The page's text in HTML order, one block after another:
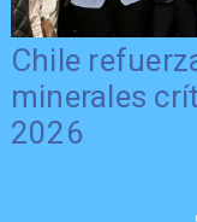
Chile
minerales
2026